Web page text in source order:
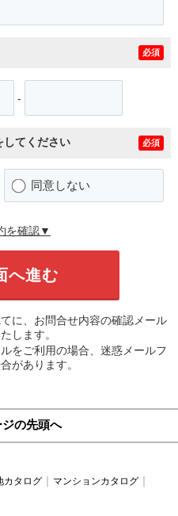
必須
-
してください 必須
同意しない
を確認▼
に、お問合せ内容の確認メール
します。
をご利用の場合、迷惑メールフ
があります。
の先頭へ
カタログ
マンションカタログ